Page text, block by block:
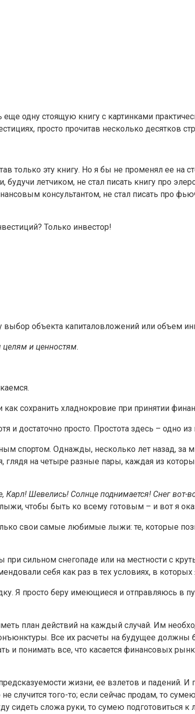
одну стоящую книгу с картинками
просто прочитав несколько десятков
только эту книгу. Но я бы не променял ее на
летчиком, не стал писать книгу про
консультантом, не стал писать про
Только инвестор!
объекта капиталовложений или объем
целям и ценностям.
как сохранить хладнокровие при принятии
и достаточно просто. Простота здесь – одно
спортом. Однажды, несколько лет назад, за
на четыре разные пары, каждая из
Карл! Шевелись! Солнце поднимается! Снег вот-
чтобы быть ко всему готовым – и вот я
свои самые любимые лыжи: те, которые
сильном снегопаде или на местности с
себя как раз в тех условиях, в которых
Я просто беру имеющиеся и отправляюсь в
план действий на каждый случай. Им
Все их расчеты на будущее
и понимать все, что касается финансовых
жизни, ее взлетов и падений. И
того-то; если сейчас продам, то
сидеть сложа руки, то сумею подготовиться